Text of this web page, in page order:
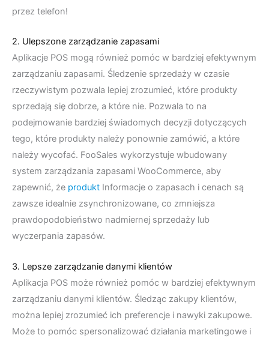
przez telefon!
2. Ulepszone zarządzanie zapasami
Aplikacje POS mogą również pomóc w bardziej efektywnym
zarządzaniu zapasami. Śledzenie sprzedaży w czasie
rzeczywistym pozwala lepiej zrozumieć, które produkty
sprzedają się dobrze, a które nie. Pozwala to na
podejmowanie bardziej świadomych decyzji dotyczących
tego, które produkty należy ponownie zamówić, a które
należy wycofać. FooSales wykorzystuje wbudowany
system zarządzania zapasami WooCommerce, aby
zapewnić, że produkt Informacje o zapasach i cenach są
zawsze idealnie zsynchronizowane, co zmniejsza
prawdopodobieństwo nadmiernej sprzedaży lub
wyczerpania zapasów.
3. Lepsze zarządzanie danymi klientów
Aplikacja POS może również pomóc w bardziej efektywnym
zarządzaniu danymi klientów. Śledząc zakupy klientów,
można lepiej zrozumieć ich preferencje i nawyki zakupowe.
Może to pomóc spersonalizować działania marketingowe i